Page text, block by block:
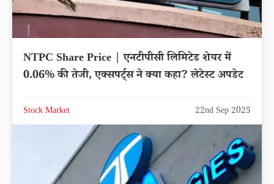
NTPC Share Price | एनटीपीसी लिमिटेड शेयर में
0.06% की तेजी, एक्सपर्ट्स ने क्या कहा? लेटेस्ट अपडेट
Stock Market 22nd Sep 2025